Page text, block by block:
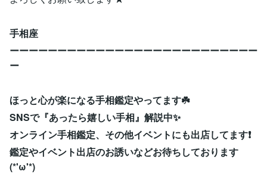
手相座
ーーーーーーーーーーーーーーーーーーーーーーーーーー
ー
ほっと心が楽になる手相鑑定やってます☘️
SNSで『あったら嬉しい手相』解説中✨
オンライン手相鑑定、その他イベントにも出店してます❗️
鑑定やイベント出店のお誘いなどお待ちしております
(*'ω'*)